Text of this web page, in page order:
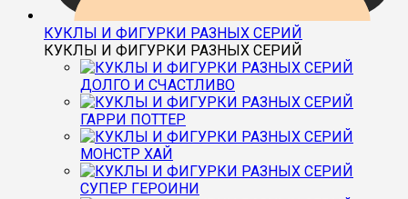
КУКЛЫ И ФИГУРКИ РАЗНЫХ СЕРИЙ
КУКЛЫ И ФИГУРКИ РАЗНЫХ СЕРИЙ
ДОЛГО И СЧАСТЛИВО
ГАРРИ ПОТТЕР
МОНСТР ХАЙ
СУПЕР ГЕРОИНИ